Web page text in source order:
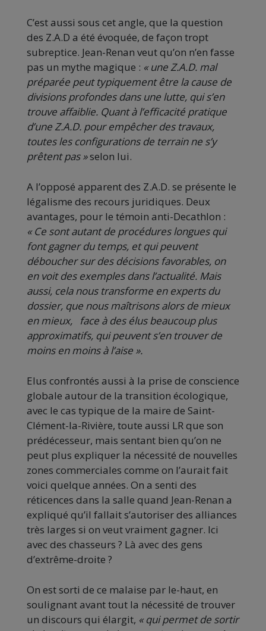
C’est aussi sous cet angle, que la question
des Z.A.D a été évoquée, de façon tropt
subreptice. Jean-Renan veut qu’on n’en fasse
pas un mythe magique : « une Z.A.D. mal
préparée peut typiquement être la cause de
divisions profondes dans une lutte, qui s’en
trouve affaiblie. Quant à l’efficacité pratique
d’une Z.A.D. pour empêcher des travaux,
toutes les configurations de terrain ne s’y
prêtent pas »selon lui.
A l’opposé apparent des Z.A.D. se présente le
légalisme des recours juridiques. Deux
avantages, pour le témoin anti-Decathlon :
« Ce sont autant de procédures longues qui
font gagner du temps, et qui peuvent
déboucher sur des décisions favorables, on
en voit des exemples dans l’actualité. Mais
aussi, cela nous transforme en experts du
dossier, que nous maîtrisons alors de mieux
en mieux, face à des élus beaucoup plus
approximatifs, qui peuvent s’en trouver de
moins en moins à l’aise ».
Elus confrontés aussi à la prise de conscience
globale autour de la transition écologique,
avec le cas typique de la maire de Saint-
Clément-la-Rivière, toute aussi LR que son
prédécesseur, mais sentant bien qu’on ne
peut plus expliquer la nécessité de nouvelles
zones commerciales comme on l’aurait fait
voici quelque années. On a senti des
réticences dans la salle quand Jean-Renan a
expliqué qu’il fallait s’autoriser des alliances
très larges si on veut vraiment gagner. Ici
avec des chasseurs ? Là avec des gens
d’extrême-droite ?
On est sorti de ce malaise par le-haut, en
soulignant avant tout la nécessité de trouver
un discours qui élargit, « qui permet de sortir